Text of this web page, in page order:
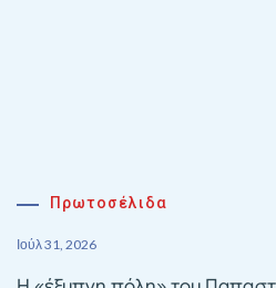
Πρωτοσέλιδα
Ιούλ 31, 2026